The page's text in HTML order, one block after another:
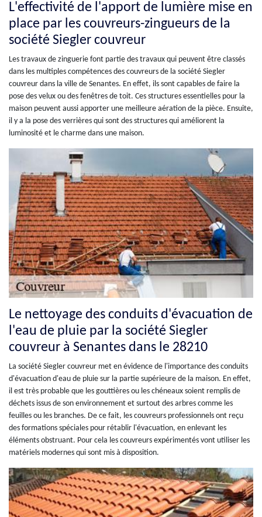
L'effectivité de l'apport de lumière mise en
place par les couvreurs-zingueurs de la
société Siegler couvreur
Les travaux de zinguerie font partie des travaux qui peuvent être classés
dans les multiples compétences des couvreurs de la société Siegler
couvreur dans la ville de Senantes. En effet, ils sont capables de faire la
pose des velux ou des fenêtres de toit. Ces structures essentielles pour la
maison peuvent aussi apporter une meilleure aération de la pièce. Ensuite,
il y a la pose des verrières qui sont des structures qui améliorent la
luminosité et le charme dans une maison.
Le nettoyage des conduits d'évacuation de
l'eau de pluie par la société Siegler
couvreur à Senantes dans le 28210
La société Siegler couvreur met en évidence de l'importance des conduits
d'évacuation d'eau de pluie sur la partie supérieure de la maison. En effet,
il est très probable que les gouttières ou les chéneaux soient remplis de
déchets issus de son environnement et surtout des arbres comme les
feuilles ou les branches. De ce fait, les couvreurs professionnels ont reçu
des formations spéciales pour rétablir l'évacuation, en enlevant les
éléments obstruant. Pour cela les couvreurs expérimentés vont utiliser les
matériels modernes qui sont mis à disposition.